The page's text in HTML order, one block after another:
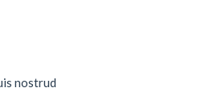
nostrud